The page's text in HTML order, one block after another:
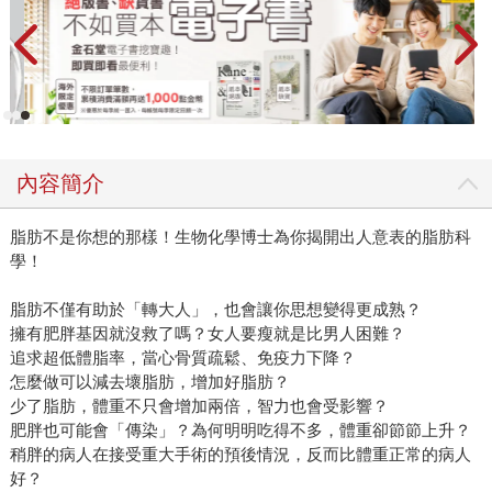
內容簡介
脂肪不是你想的那樣！生物化學博士為你揭開出人意表的脂肪科
學！
脂肪不僅有助於「轉大人」，也會讓你思想變得更成熟？
擁有肥胖基因就沒救了嗎？女人要瘦就是比男人困難？
追求超低體脂率，當心骨質疏鬆、免疫力下降？
怎麼做可以減去壞脂肪，增加好脂肪？
少了脂肪，體重不只會增加兩倍，智力也會受影響？
肥胖也可能會「傳染」？為何明明吃得不多，體重卻節節上升？
稍胖的病人在接受重大手術的預後情況，反而比體重正常的病人
好？